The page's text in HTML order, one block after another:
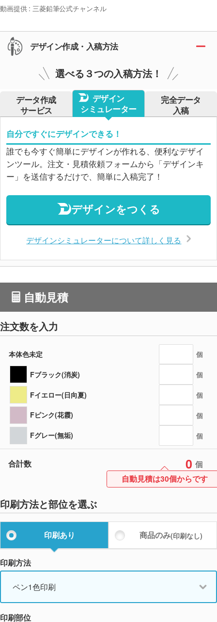
動画提供 : 三菱鉛筆公式チャンネル
デザイン作成・入稿方法
選べる３つの入稿方法！
データ作成
サービス
デザイン
シミュレーター
完全データ
入稿
自分ですぐにデザインできる！
誰でも今すぐ簡単にデザインが作れる、便利なデザイ
ンツール。注文・見積依頼フォームから「デザインキ
ー」を送信するだけで、簡単に入稿完了！
デザインをつくる
デザインシミュレーターについて詳しく見る
自動見積
注文数を入力
本体色未定 個
Fブラック(消炭) 個
Fイエロー(日向夏) 個
Fピンク(花霞) 個
Fグレー(無垢) 個
合計数 0 個
自動見積は30個からです
印刷方法と部位を選ぶ
印刷あり 商品のみ(印刷なし)
印刷方法
ペン1色印刷
印刷部位